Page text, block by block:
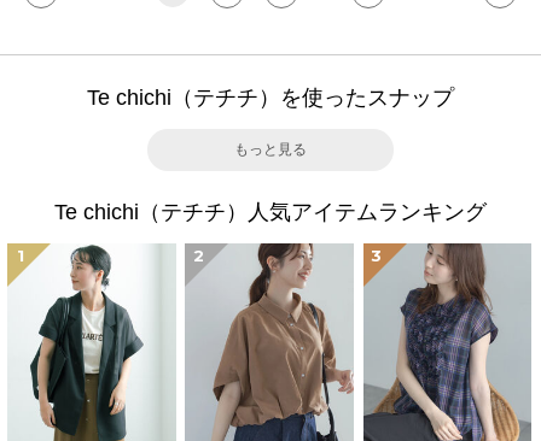
Te chichi（テチチ）を使ったスナップ
もっと見る
Te chichi（テチチ）人気アイテムランキング
1 2 3